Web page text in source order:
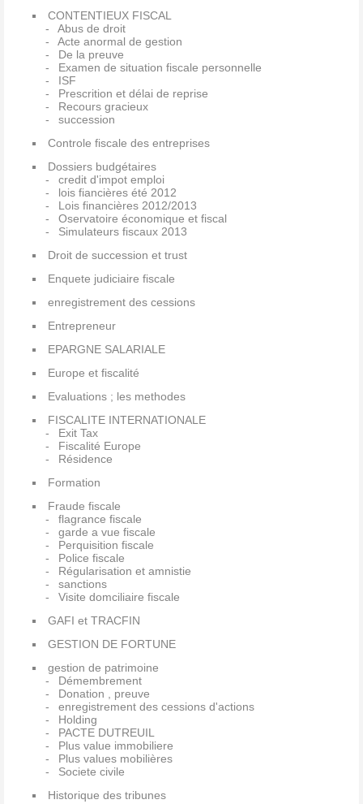
CONTENTIEUX FISCAL
Abus de droit
Acte anormal de gestion
De la preuve
Examen de situation fiscale personnelle
ISF
Prescrition et délai de reprise
Recours gracieux
succession
Controle fiscale des entreprises
Dossiers budgétaires
credit d'impot emploi
lois fiancières été 2012
Lois financières 2012/2013
Oservatoire économique et fiscal
Simulateurs fiscaux 2013
Droit de succession et trust
Enquete judiciaire fiscale
enregistrement des cessions
Entrepreneur
EPARGNE SALARIALE
Europe et fiscalité
Evaluations ; les methodes
FISCALITE INTERNATIONALE
Exit Tax
Fiscalité Europe
Résidence
Formation
Fraude fiscale
flagrance fiscale
garde a vue fiscale
Perquisition fiscale
Police fiscale
Régularisation et amnistie
sanctions
Visite domciliaire fiscale
GAFI et TRACFIN
GESTION DE FORTUNE
gestion de patrimoine
Démembrement
Donation , preuve
enregistrement des cessions d'actions
Holding
PACTE DUTREUIL
Plus value immobiliere
Plus values mobilières
Societe civile
Historique des tribunes